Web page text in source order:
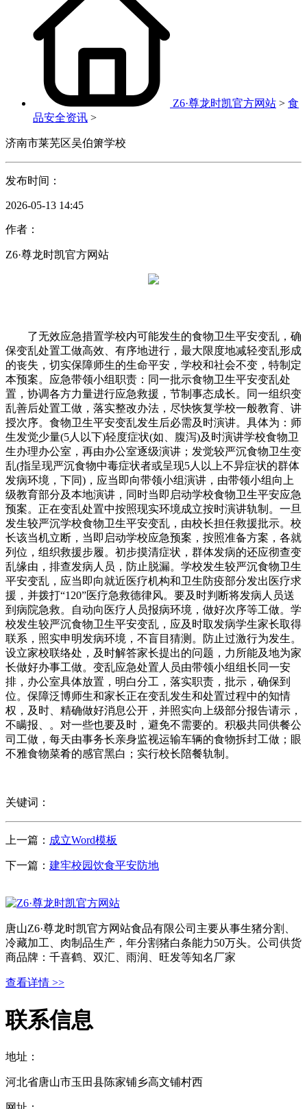
Z6·尊龙时凯官方网站 > 食
品安全资讯 >
济南市莱芜区吴伯箫学校
发布时间：
2026-05-13 14:45
作者：
Z6·尊龙时凯官方网站
了无效应急措置学校内可能发生的食物卫生平安变乱，确
保变乱处置工做高效、有序地进行，最大限度地减轻变乱形成
的丧失，切实保障师生的生命平安，学校和社会不变，特制定
本预案。应急带领小组职责：同一批示食物卫生平安变乱处
置，协调各方力量进行应急救援，节制事态成长。同一组织变
乱善后处置工做，落实整改办法，尽快恢复学校一般教育、讲
授次序。食物卫生平安变乱发生后必需及时演讲。具体为：师
生发觉少量(5人以下)轻度症状(如、腹泻)及时演讲学校食物卫
生办理办公室，再由办公室逐级演讲；发觉较严沉食物卫生变
乱(指呈现严沉食物中毒症状者或呈现5人以上不异症状的群体
发病环境，下同)，应当即向带领小组演讲，由带领小组向上
级教育部分及本地演讲，同时当即启动学校食物卫生平安应急
预案。正在变乱处置中按照现实环境成立按时演讲轨制。一旦
发生较严沉学校食物卫生平安变乱，由校长担任救援批示。校
长该当机立断，当即启动学校应急预案，按照准备方案，各就
列位，组织救援步履。初步摸清症状，群体发病的还应彻查变
乱缘由，排查发病人员，防止脱漏。学校发生较严沉食物卫生
平安变乱，应当即向就近医疗机构和卫生防疫部分发出医疗求
援，并拨打“120”医疗急救德律风。要及时判断将发病人员送
到病院急救。自动向医疗人员报病环境，做好次序等工做。学
校发生较严沉食物卫生平安变乱，应及时取发病学生家长取得
联系，照实申明发病环境，不盲目猜测。防止过激行为发生。
设立家校联络处，及时解答家长提出的问题，力所能及地为家
长做好办事工做。变乱应急处置人员由带领小组组长同一安
排，办公室具体放置，明白分工，落实职责，批示，确保到
位。保障泛博师生和家长正在变乱发生和处置过程中的知情
权，及时、精确做好消息公开，并照实向上级部分报告请示，
不瞒报、。对一些也要及时，避免不需要的。积极共同供餐公
司工做，每天由事务长亲身监视运输车辆的食物拆封工做；眼
不雅食物菜肴的感官黑白；实行校长陪餐轨制。
关键词：
上一篇： 成立Word模板
下一篇： 建牢校园饮食平安防地
唐山Z6·尊龙时凯官方网站食品有限公司主要从事生猪分割、
冷藏加工、肉制品生产，年分割猪白条能力50万头。公司供货
商品牌：千喜鹤、双汇、雨润、旺发等知名厂家
查看详情 >>
联系信息
地址：
河北省唐山市玉田县陈家铺乡高文铺村西